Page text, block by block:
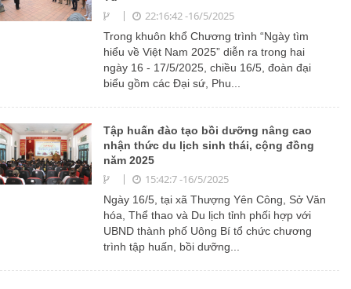
22:16:42 -16/5/2025
Trong khuôn khổ Chương trình “Ngày tìm
hiểu về Việt Nam 2025” diễn ra trong hai
ngày 16 - 17/5/2025, chiều 16/5, đoàn đại
biểu gồm các Đại sứ, Phu...
Tập huấn đào tạo bồi dưỡng nâng cao
nhận thức du lịch sinh thái, cộng đồng
năm 2025
15:42:7 -16/5/2025
Ngày 16/5, tại xã Thượng Yên Công, Sở Văn
hóa, Thể thao và Du lịch tỉnh phối hợp với
UBND thành phố Uông Bí tổ chức chương
trình tập huấn, bồi dưỡng...